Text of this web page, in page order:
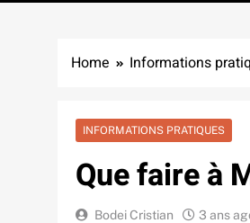
Home Informations
INFORMATIONS PRATIQUES
Que faire à
Bodei Cristian 3 ans